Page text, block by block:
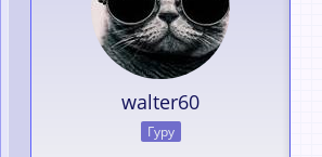
walter60
Гуру